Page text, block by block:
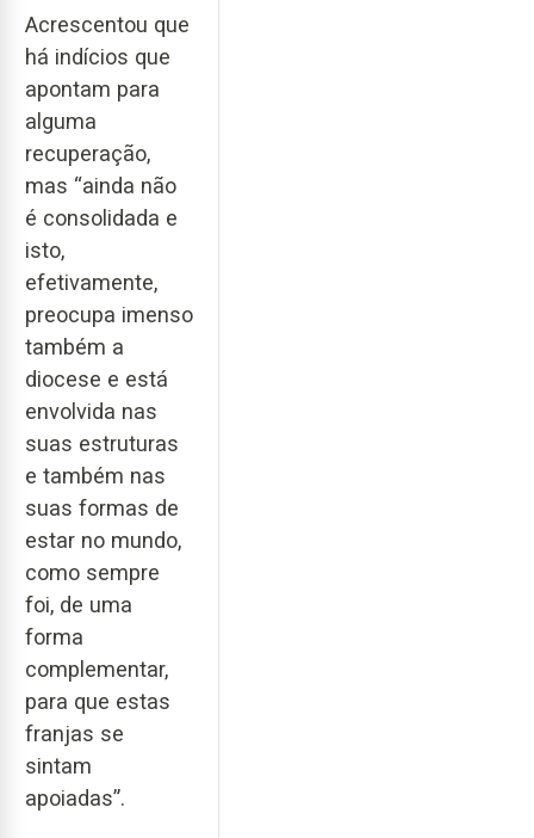
Acrescentou que
há indícios que
apontam para
alguma
recuperação,
mas “ainda não
é consolidada e
isto,
efetivamente,
preocupa imenso
também a
diocese e está
envolvida nas
suas estruturas
e também nas
suas formas de
estar no mundo,
como sempre
foi, de uma
forma
complementar,
para que estas
franjas se
sintam
apoiadas”.